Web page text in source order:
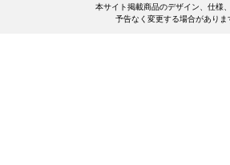
本サイト掲載商品のデザイン、仕様
予告なく変更する場合がありま